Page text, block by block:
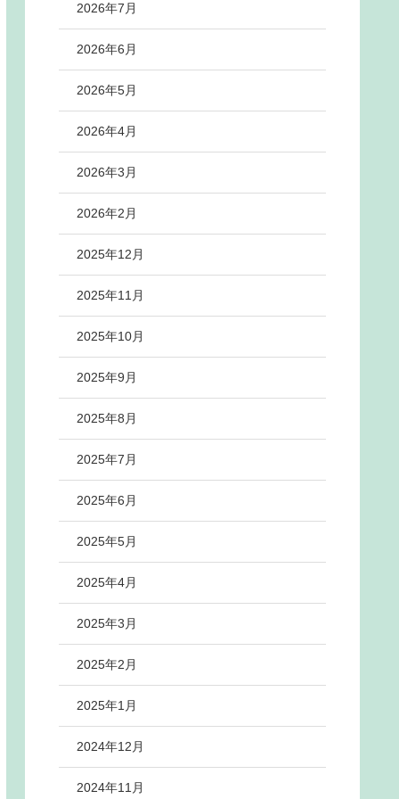
2026年7月
2026年6月
2026年5月
2026年4月
2026年3月
2026年2月
2025年12月
2025年11月
2025年10月
2025年9月
2025年8月
2025年7月
2025年6月
2025年5月
2025年4月
2025年3月
2025年2月
2025年1月
2024年12月
2024年11月